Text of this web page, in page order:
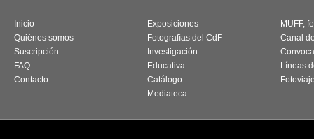
Inicio
Quiénes somos
Suscripción
FAQ
Contacto
Exposiciones
Fotografías del CdF
Investigación
Educativa
Catálogo
Mediateca
MUFF,
Canal
Líneas